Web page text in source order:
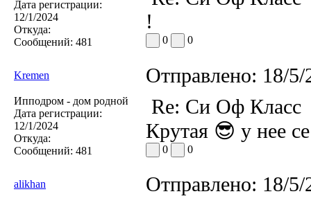
Дата регистрации:
12/1/2024
Откуда:
Сообщений: 481
!
0 0
Kremen Отправлено: 18/
Ипподром - дом родной
Дата регистрации:
12/1/2024
Откуда:
Сообщений: 481
Re: Си Оф Класс
Крутая 😎 у нее
0 0
alikhan Отправлено: 18/